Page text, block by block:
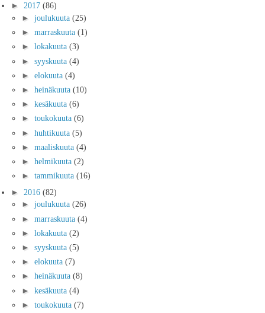
► 2017 (86)
► joulukuuta (25)
► marraskuuta (1)
► lokakuuta (3)
► syyskuuta (4)
► elokuuta (4)
► heinäkuuta (10)
► kesäkuuta (6)
► toukokuuta (6)
► huhtikuuta (5)
► maaliskuuta (4)
► helmikuuta (2)
► tammikuuta (16)
► 2016 (82)
► joulukuuta (26)
► marraskuuta (4)
► lokakuuta (2)
► syyskuuta (5)
► elokuuta (7)
► heinäkuuta (8)
► kesäkuuta (4)
► toukokuuta (7)